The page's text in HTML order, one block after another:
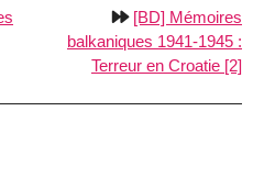
[BD] Mémoires
balkaniques 1941-1945 :
Terreur en Croatie [2]